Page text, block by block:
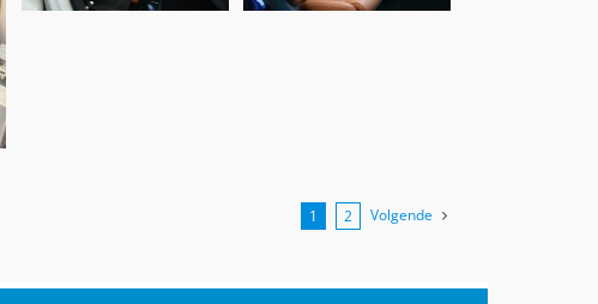
NAPPA eco-
Line, Alba Nappa
1 2 Volgende